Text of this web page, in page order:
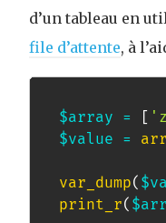
d’un tableau en
file d’attente, à
$array = [
$value =
var_dump(
print_r(